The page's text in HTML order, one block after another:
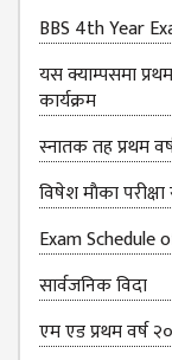
BBS 4th Year
यस क्याम्पसमा
कार्यक्रम
स्नातक तह प्रथम
विषेश माैका
Exam Schedule
सार्वजनिक विदा
एम एड प्रथम वर्ष